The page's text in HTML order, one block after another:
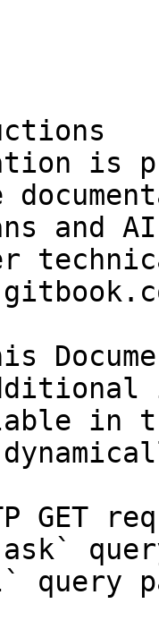
is
and
in
GET
query